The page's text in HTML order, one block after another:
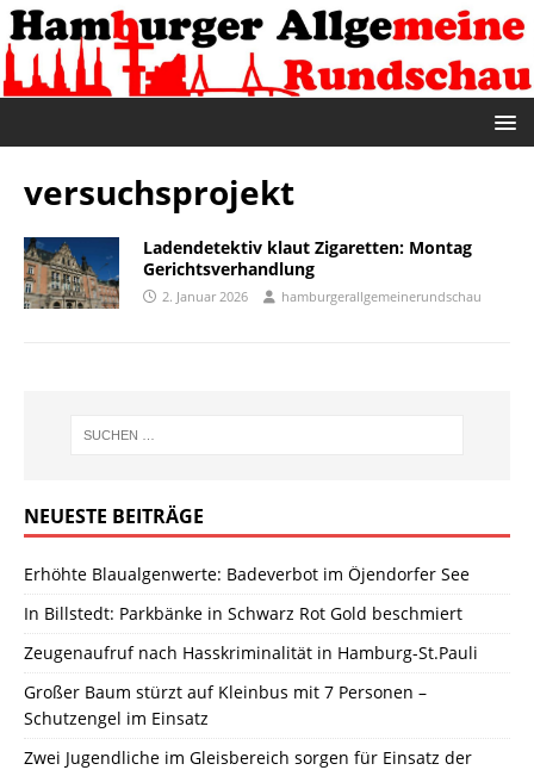
versuchsprojekt
Ladendetektiv klaut Zigaretten: Montag
Gerichtsverhandlung
2. Januar 2026 hamburgerallgemeinerundschau
NEUESTE BEITRÄGE
Erhöhte Blaualgenwerte: Badeverbot im Öjendorfer See
In Billstedt: Parkbänke in Schwarz Rot Gold beschmiert
Zeugenaufruf nach Hasskriminalität in Hamburg-St.Pauli
Großer Baum stürzt auf Kleinbus mit 7 Personen –
Schutzengel im Einsatz
Zwei Jugendliche im Gleisbereich sorgen für Einsatz der